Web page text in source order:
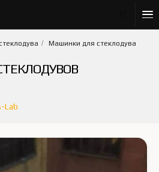
/ Машинки для стеклодува
Lab